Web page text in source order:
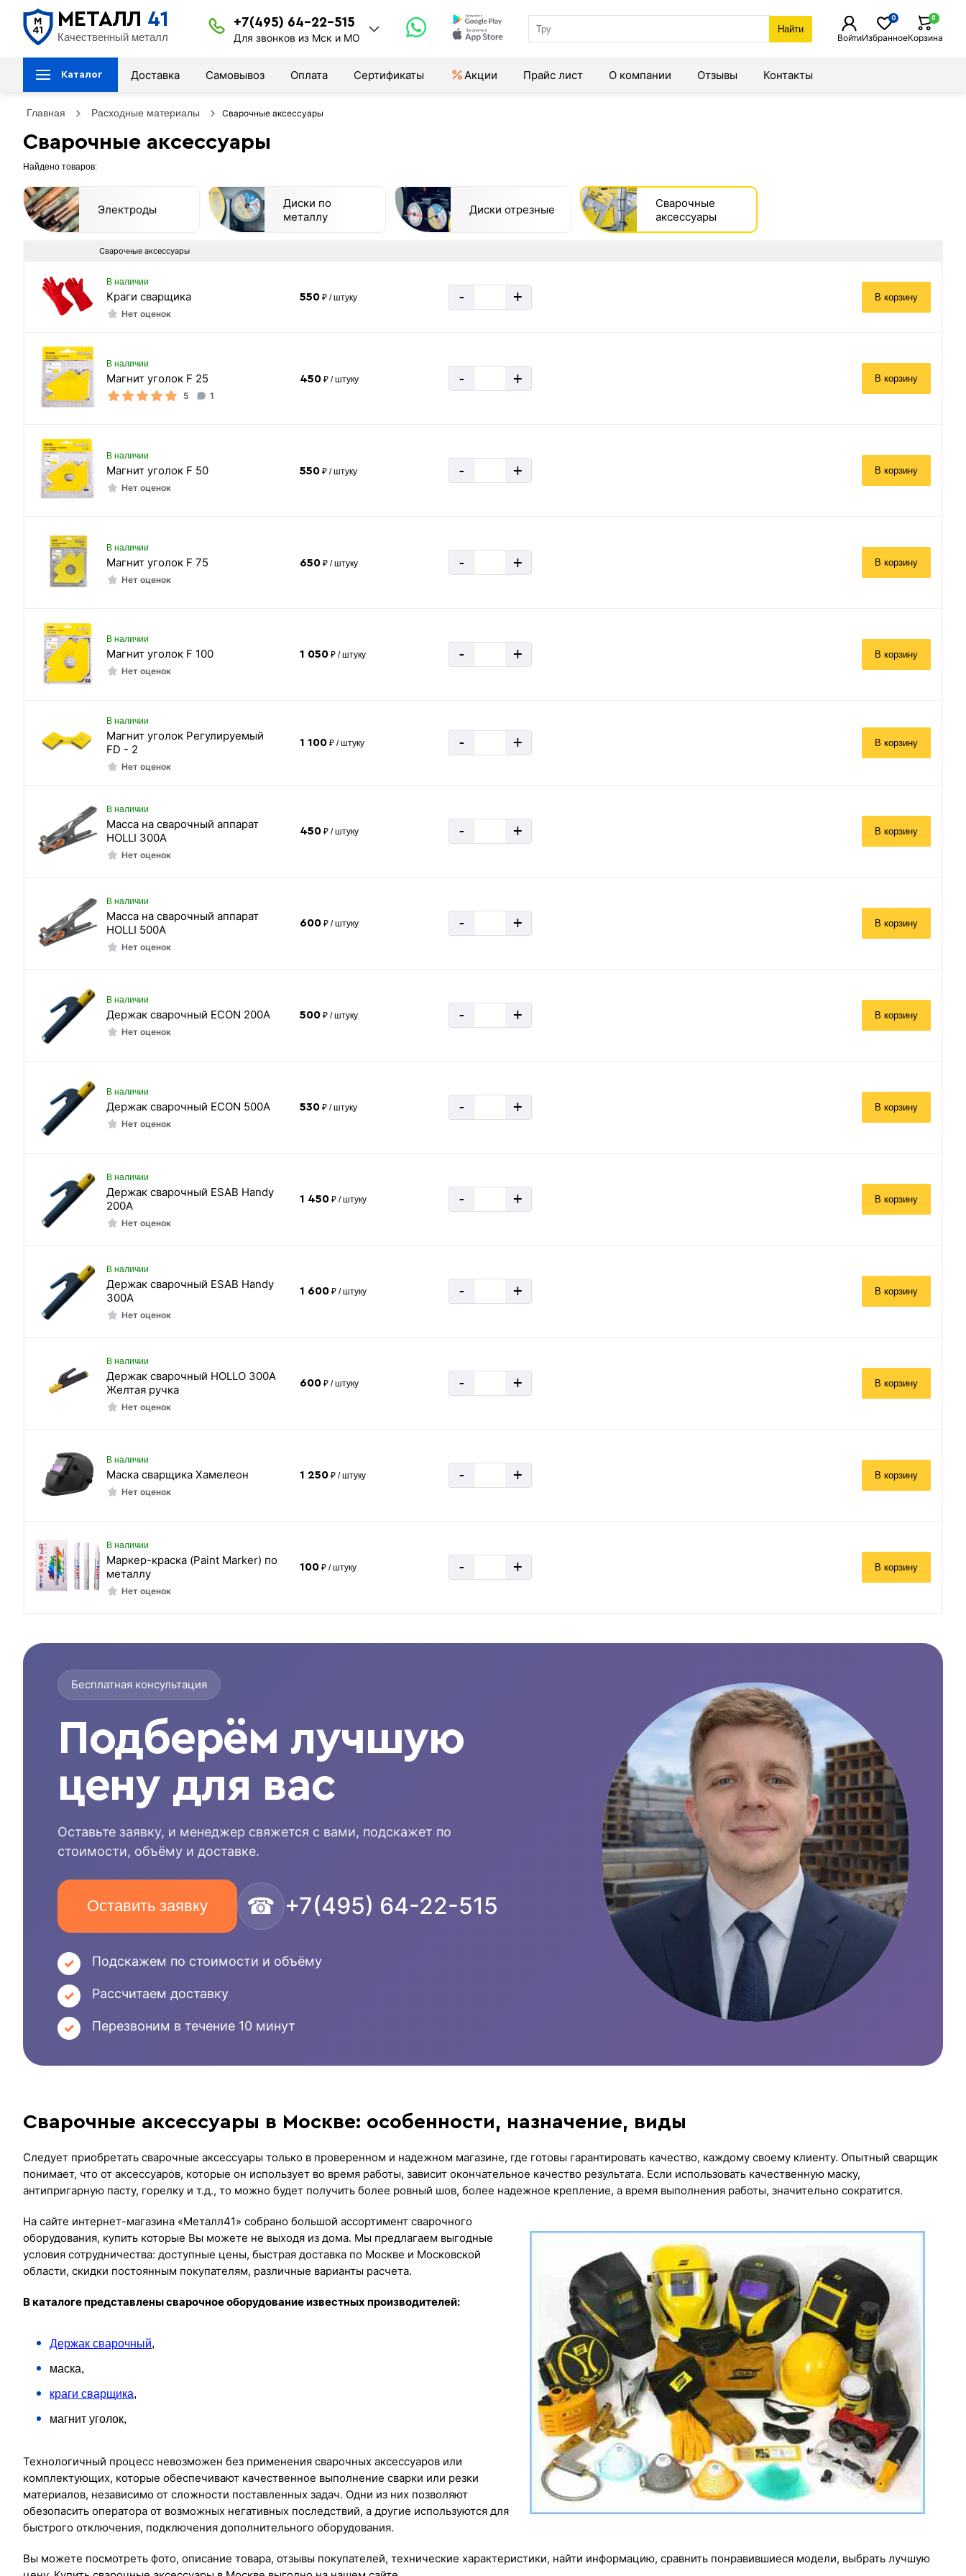
МЕТАЛЛ 41
Качественный металл
+7(495) 64-22-515
Для звонков из Мск и МО
Найти
ВойтиИзбранное
0
Корзина
0
Каталог Доставка Самовывоз Оплата Сертификаты Акции Прайс лист О компании Отзывы Контакты
Главная Расходные материалы Сварочные аксессуары
Сварочные аксессуары
Найдено товаров:
Электроды
Диски по
металлу
Диски отрезные
Сварочные
аксессуары
Сварочные аксессуары
В наличии
Краги сварщика
Нет оценок
550₽ / штуку - + В корзину
В наличии
Магнит уголок F 25
5 1
450₽ / штуку - + В корзину
В наличии
Магнит уголок F 50
Нет оценок
550₽ / штуку - + В корзину
В наличии
Магнит уголок F 75
Нет оценок
650₽ / штуку - + В корзину
В наличии
Магнит уголок F 100
Нет оценок
1 050₽ / штуку - + В корзину
В наличии
Магнит уголок Регулируемый
FD - 2
Нет оценок
1 100₽ / штуку - + В корзину
В наличии
Масса на сварочный аппарат
HOLLI 300А
Нет оценок
450₽ / штуку - + В корзину
В наличии
Масса на сварочный аппарат
HOLLI 500А
Нет оценок
600₽ / штуку - + В корзину
В наличии
Держак сварочный ECON 200А
Нет оценок
500₽ / штуку - + В корзину
В наличии
Держак сварочный ECON 500А
Нет оценок
530₽ / штуку - + В корзину
В наличии
Держак сварочный ESAB Handy
200А
Нет оценок
1 450₽ / штуку - + В корзину
В наличии
Держак сварочный ESAB Handy
300А
Нет оценок
1 600₽ / штуку - + В корзину
В наличии
Держак сварочный HOLLO 300А
Желтая ручка
Нет оценок
600₽ / штуку - + В корзину
В наличии
Маска сварщика Хамелеон
Нет оценок
1 250₽ / штуку - + В корзину
В наличии
Маркер-краска (Paint Marker) по
металлу
Нет оценок
100₽ / штуку - + В корзину
Бесплатная консультация
Подберём лучшую
цену для вас
Оставьте заявку, и менеджер свяжется с вами, подскажет по
стоимости, объёму и доставке.
Оставить заявку ☎ +7(495) 64-22-515
Подскажем по стоимости и объёму
Рассчитаем доставку
Перезвоним в течение 10 минут
Сварочные аксессуары в Москве: особенности, назначение, виды
Следует приобретать сварочные аксессуары только в проверенном и надежном магазине, где готовы гарантировать качество, каждому своему клиенту. Опытный сварщик
понимает, что от аксессуаров, которые он использует во время работы, зависит окончательное качество результата. Если использовать качественную маску,
антипригарную пасту, горелку и т.д., то можно будет получить более ровный шов, более надежное крепление, а время выполнения работы, значительно сократится.
На сайте интернет-магазина «Металл41» собрано большой ассортимент сварочного
оборудования, купить которые Вы можете не выходя из дома. Мы предлагаем выгодные
условия сотрудничества: доступные цены, быстрая доставка по Москве и Московской
области, скидки постоянным покупателям, различные варианты расчета.
В каталоге представлены сварочное оборудование известных производителей:
Держак сварочный,
маска,
краги сварщика,
магнит уголок,
Технологичный процесс невозможен без применения сварочных аксессуаров или
комплектующих, которые обеспечивают качественное выполнение сварки или резки
материалов, независимо от сложности поставленных задач. Одни из них позволяют
обезопасить оператора от возможных негативных последствий, а другие используются для
быстрого отключения, подключения дополнительного оборудования.
Вы можете посмотреть фото, описание товара, отзывы покупателей, технические характеристики, найти информацию, сравнить понравившиеся модели, выбрать лучшую